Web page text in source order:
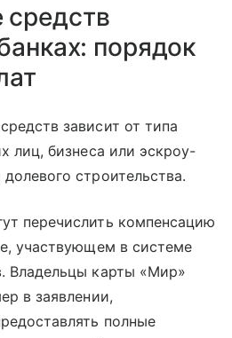
порядок
зависит от типа
лиц, бизнеса или эскроу-
строительства.
перечислить компенсацию
участвующем в системе
Владельцы карты «Мир»
в заявлении,
полные